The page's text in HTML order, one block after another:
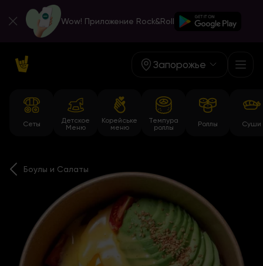
Wow! Приложение Rock&Roll
Запорожье
Сеты
Детское
Меню
Корейське
меню
Темпура
роллы
Роллы Суши
Боулы и Салаты